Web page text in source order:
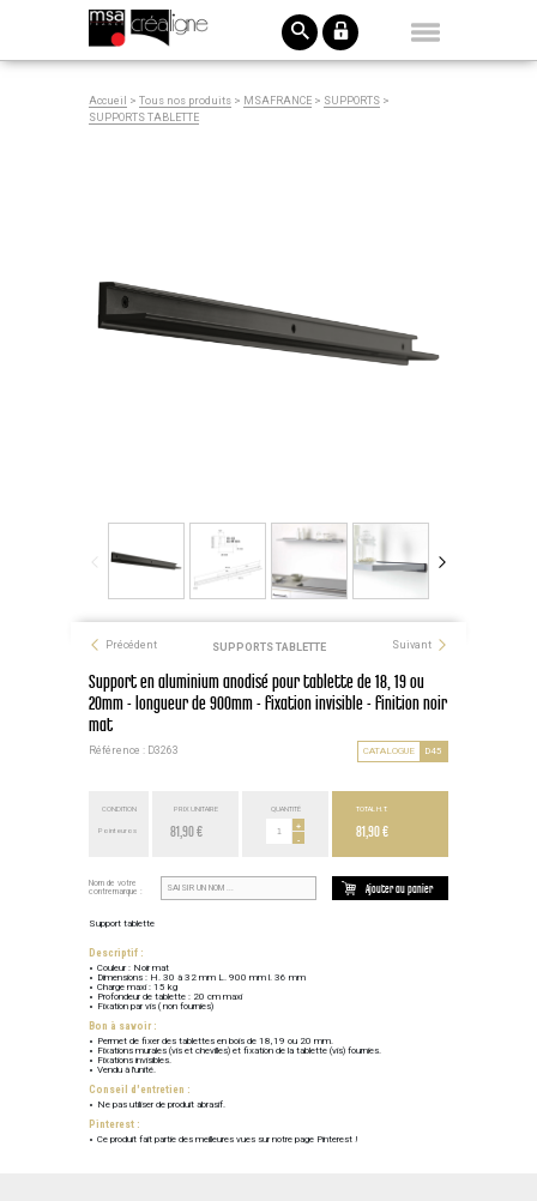
Accueil > Tous nos produits > MSAFRANCE > SUPPORTS >
SUPPORTS TABLETTE
Précédent SUPPORTS TABLETTE Suivant
Support en aluminium anodisé pour tablette de 18, 19 ou
20mm - longueur de 900mm - fixation invisible - finition noir
mat
Référence : D3263 CATALOGUE D45
CONDITION
Point euros
PRIX UNITAIRE
81,90 €
QUANTITÉ
+
-
TOTAL H.T.
81,90 €
Nom de votre
contremarque :
Ajouter au panier
Support tablette
Descriptif :
Couleur : Noir mat
Dimensions : H. 30 à 32 mm L. 900 mm l. 36 mm
Charge maxi : 15 kg
Profondeur de tablette : 20 cm maxi
Fixation par vis ( non fournies)
Bon à savoir :
Permet de fixer des tablettes en bois de 18,19 ou 20 mm.
Fixations murales (vis et chevilles) et fixation de la tablette (vis) fournies.
Fixations invisibles.
Vendu à l'unité.
Conseil d'entretien :
Ne pas utiliser de produit abrasif.
Pinterest :
Ce produit fait partie des meilleures vues sur notre page Pinterest !